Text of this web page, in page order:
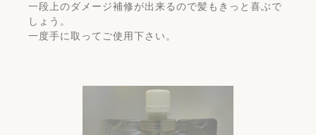
一段上のダメージ補修が出来るので髪もきっと喜ぶで
しょう。
一度手に取ってご使用下さい。